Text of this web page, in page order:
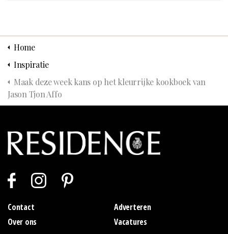
Home
Inspiratie
Maak deze week kans op het kleurrijke kookboek van
Jason Tjon Affo
Contact
Adverteren
Over ons
Vacatures